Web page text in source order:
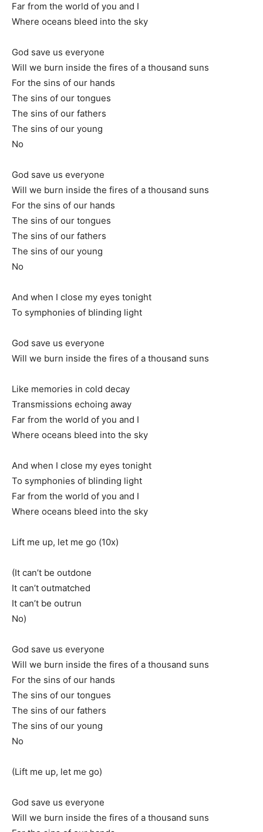
Far from the world of you and I
Where oceans bleed into the sky
God save us everyone
Will we burn inside the fires of a thousand suns
For the sins of our hands
The sins of our tongues
The sins of our fathers
The sins of our young
No
God save us everyone
Will we burn inside the fires of a thousand suns
For the sins of our hands
The sins of our tongues
The sins of our fathers
The sins of our young
No
And when I close my eyes tonight
To symphonies of blinding light
God save us everyone
Will we burn inside the fires of a thousand suns
Like memories in cold decay
Transmissions echoing away
Far from the world of you and I
Where oceans bleed into the sky
And when I close my eyes tonight
To symphonies of blinding light
Far from the world of you and I
Where oceans bleed into the sky
Lift me up, let me go (10x)
(It can’t be outdone
It can’t outmatched
It can’t be outrun
No)
God save us everyone
Will we burn inside the fires of a thousand suns
For the sins of our hands
The sins of our tongues
The sins of our fathers
The sins of our young
No
(Lift me up, let me go)
God save us everyone
Will we burn inside the fires of a thousand suns